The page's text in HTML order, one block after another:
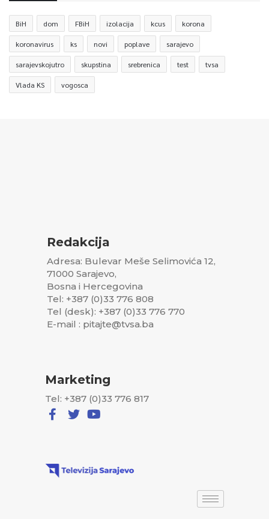
BiH dom FBiH izolacija kcus korona
koronavirus ks novi poplave sarajevo
sarajevskojutro skupstina srebrenica test tvsa
Vlada KS vogosca
Redakcija
Adresa: Bulevar Meše Selimovića 12,
71000 Sarajevo,
Bosna i Hercegovina
Tel: +387 (0)33 776 808
Tel (desk): +387 (0)33 776 770
E-mail : pitajte@tvsa.ba
Marketing
Tel: +387 (0)33 776 817